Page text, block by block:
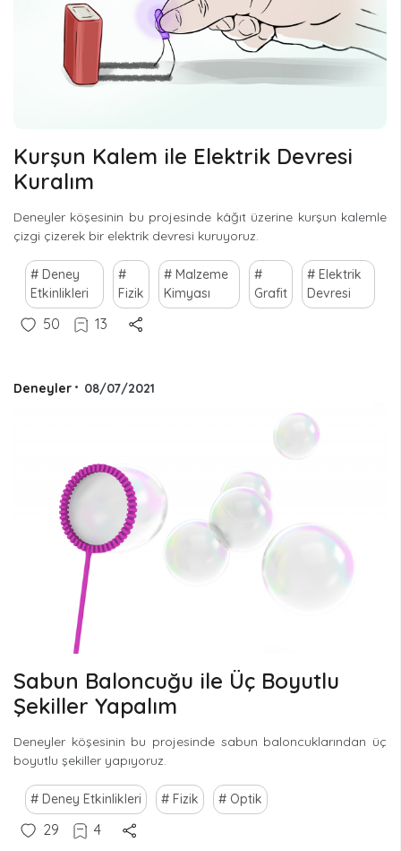
Kurşun Kalem ile Elektrik Devresi
Kuralım
Deneyler köşesinin bu projesinde kâğıt üzerine kurşun kalemle
çizgi çizerek bir elektrik devresi kuruyoruz.
Deney
Etkinlikleri
Fizik
Malzeme
Kimyası
Grafit
Elektrik
Devresi
50 13
Deneyler • 08/07/2021
Sabun Baloncuğu ile Üç Boyutlu
Şekiller Yapalım
Deneyler köşesinin bu projesinde sabun baloncuklarından üç
boyutlu şekiller yapıyoruz.
Deney Etkinlikleri Fizik Optik
29 4